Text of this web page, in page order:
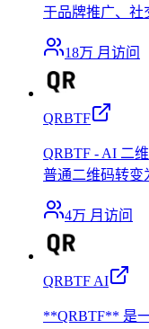
于品牌推广、社
18万 月访问
QRBTF
QRBTF - AI 二
普通二维码转变
4万 月访问
QRBTF AI
**QRBTF** 是